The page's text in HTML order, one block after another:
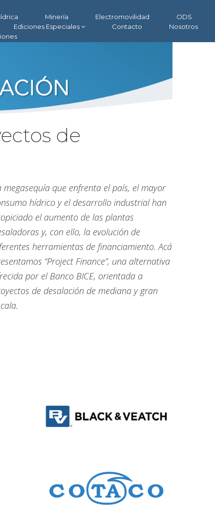
Minería Electromovilidad
ODS
Ediciones Especiales Contacto
Nosotros
de
megasequía que enfrenta el país, el mayor
hídrico y el desarrollo industrial han
el aumento de las plantas
y, con ello, la evolución de
herramientas de financiamiento. Acá
“Project Finance”, una alternativa
por el Banco BICE, orientada a
de desalación de mediana y gran